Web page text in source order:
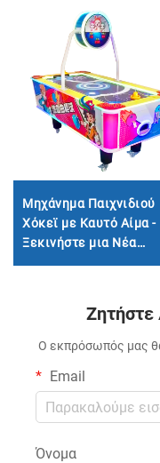
Μηχάνημα Παιχνιδιού
Χόκεϊ με Καυτό Αίμα -
Ξεκινήστε μια Νέα
Εμπειρία Ευχάριστου
Ο εκπρόσωπός μας
Email
Όνομα